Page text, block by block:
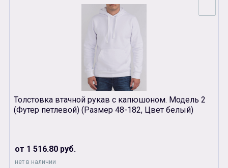
Толстовка втачной рукав с капюшоном. Модель 2
(Футер петлевой) (Размер 48-182, Цвет белый)
от 1 516.80 руб.
нет в наличии